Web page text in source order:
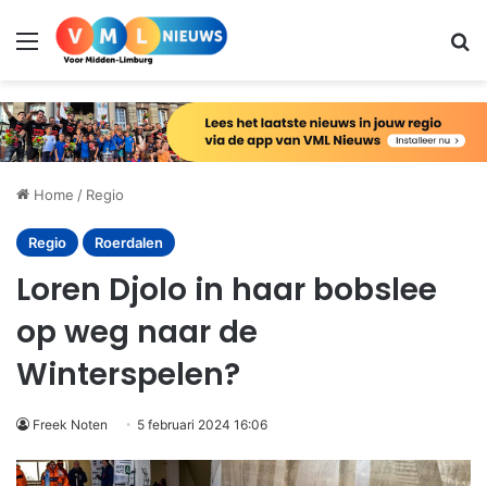
Menu
Home / Regio
Regio Roerdalen
Loren Djolo in haar bobslee
op weg naar de
Winterspelen?
Freek Noten 5 februari 2024 16:06